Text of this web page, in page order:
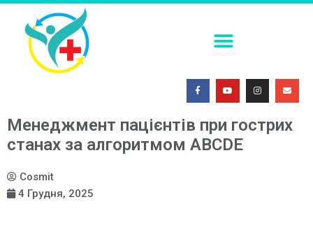
Менеджмент пацієнтів при гострих
станах за алгоритмом ABCDЕ
Cosmit
4 Грудня, 2025